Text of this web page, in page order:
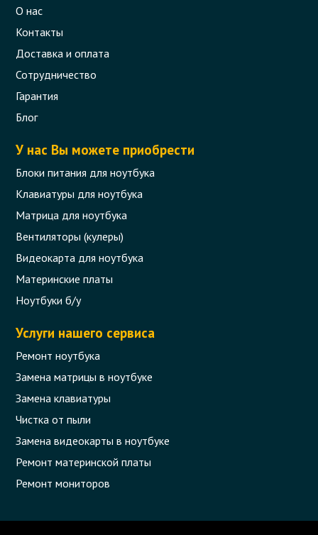
О нас
Контакты
Доставка и оплата
Сотрудничество
Гарантия
Блог
У нас Вы можете приобрести
Блоки питания для ноутбука
Клавиатуры для ноутбука
Матрица для ноутбука
Вентиляторы (кулеры)
Видеокарта для ноутбука
Материнские платы
Ноутбуки б/у
Услуги нашего сервиса
Ремонт ноутбука
Замена матрицы в ноутбуке
Замена клавиатуры
Чистка от пыли
Замена видеокарты в ноутбуке
Ремонт материнской платы
Ремонт мониторов